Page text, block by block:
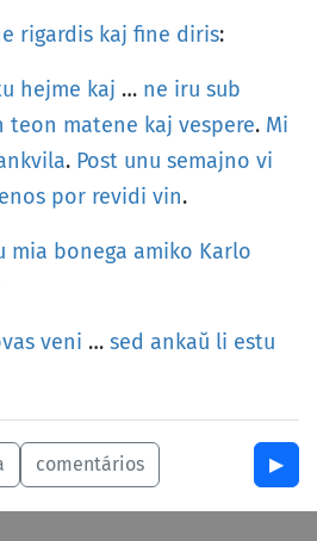
rigardis kaj fine diris:
hejme kaj … ne iru sub
teon matene kaj vespere. Mi
. Post unu semajno vi
por revidi vin.
mia bonega amiko Karlo
veni … sed ankaŭ li estu
comentários ▶︎